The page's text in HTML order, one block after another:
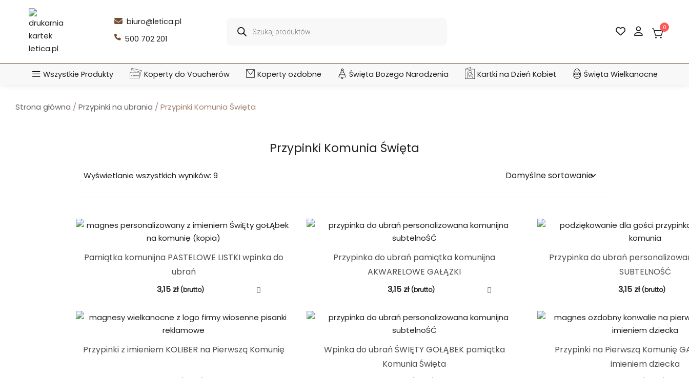
biuro@letica.pl
500 702 201
produktów 0
Wszystkie Produkty Koperty do Voucherów Koperty ozdobne Święta Bożego Narodzenia Kartki na Dzień Kobiet Święta Wielkanocne
Strona główna / Przypinki na ubrania / Przypinki Komunia Święta
Przypinki Komunia Święta
Wyświetlanie wszystkich wyników: 9
Pamiątka komunijna PASTELOWE LISTKI wpinka do
ubrań
3,15 zł (brutto)
Przypinka do ubrań pamiątka komunijna
AKWARELOWE GAŁĄZKI
3,15 zł (brutto)
Przypinka do ubrań
SUBTELNOŚĆ
3,15 zł (brutto)
Przypinki z imieniem KOLIBER na Pierwszą Komunię
Wpinka do ubrań ŚWIĘTY GOŁĄBEK pamiątka
Komunia Święta
Przypinki na Pierwszą Komunię
imieniem dziecka